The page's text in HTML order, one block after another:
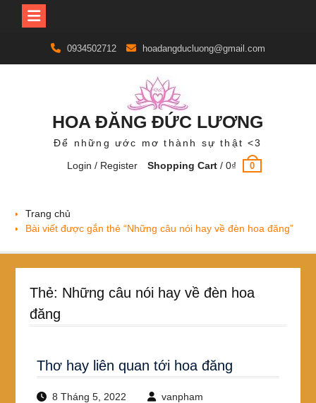
content
0934502712 hoadangducluong@gmail.com
HOA ĐĂNG ĐỨC LƯƠNG
Để những ước mơ thành sự thật <3
Login / Register
Shopping Cart /0₫ 0
Trang chủ
Bài viết được gắn thẻ “Những câu nói hay về đèn hoa đăng”
Thẻ: Những câu nói hay về đèn hoa
đăng
Thơ hay liên quan tới hoa đăng
8 Tháng 5, 2022 vanpham